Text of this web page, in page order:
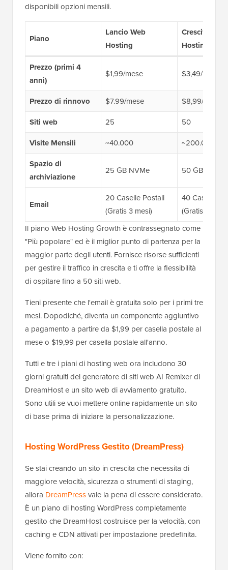
disponibili opzioni mensili.
Piano
Lancio Web
Hosting
Crescita Web
Hosting
Prezzo (primi 4
anni)
$1,99/mese $3,49/mese
Prezzo di rinnovo $7.99/mese
$8,99/mese
Siti web
25
50
Visite Mensili
~40.000
~200.000
Spazio di
archiviazione
25 GB NVMe 50 GB NVMe
Email
20 Caselle Postali
(Gratis 3 mesi)
40 Caselle
(Gratis 3 mesi)
Il piano Web Hosting Growth è contrassegnato come
"Più popolare" ed è il miglior punto di partenza per la
maggior parte degli utenti. Fornisce risorse sufficienti
per gestire il traffico in crescita e ti offre la flessibilità
di ospitare fino a 50 siti web.
Tieni presente che l'email è gratuita solo per i primi tre
mesi. Dopodiché, diventa un componente aggiuntivo
a pagamento a partire da $1,99 per casella postale al
mese o $19,99 per casella postale all'anno.
Tutti e tre i piani di hosting web ora includono 30
giorni gratuiti del generatore di siti web AI Remixer di
DreamHost e un sito web di avviamento gratuito.
Sono utili se vuoi mettere online rapidamente un sito
di base prima di iniziare la personalizzazione.
Hosting WordPress Gestito (DreamPress)
Se stai creando un sito in crescita che necessita di
maggiore velocità, sicurezza o strumenti di staging,
allora DreamPressvale la pena di essere considerato.
È un piano di hosting WordPress completamente
gestito che DreamHost costruisce per la velocità, con
caching e CDN attivati per impostazione predefinita.
Viene fornito con: